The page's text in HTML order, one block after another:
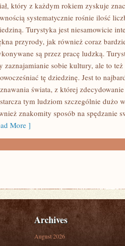
który z każdym rokiem zyskuje
systematycznie rośnie ilość
Turystyka jest niesamowicie
przyrody, jak również coraz
są przez pracę ludzką.
zaznajamianie sobie kultury, ale to
tę dziedzinę. Jest to
świata, z której
tym ludziom szczególnie dużo
znakomity sposób na spędzanie
More ]
Archives
August 2026